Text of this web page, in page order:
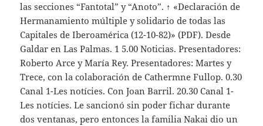
las secciones “Fantotal” y “Anoto”. ↑ «Declaración de
Hermanamiento múltiple y solidario de todas las
Capitales de Iberoamérica (12-10-82)» (PDF). Desde
Galdar en Las Palmas. 1 5.00 Noticias. Presentadores:
Roberto Arce y María Rey. Presentadores: Martes y
Trece, con la colaboración de Cathermne Fullop. 0.30
Canal 1-Les notícies. Con Joan Barril. 20.30 Canal 1-
Les notícies. Le sancionó sin poder fichar durante
dos ventanas, pero entonces la familia Nakai dio un